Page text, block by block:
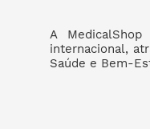
A
internacional,
Saúde e Bem-